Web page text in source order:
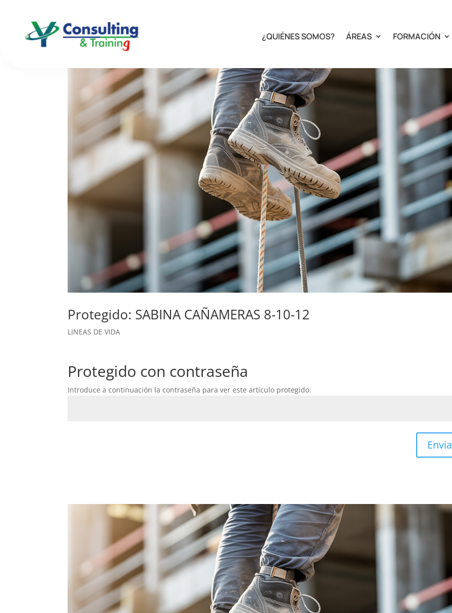
¿QUIÉNES SOMOS? ÁREAS FORMACIÓN
Protegido: SABINA CAÑAMERAS 8-10-12
LINEAS DE VIDA
Protegido con contraseña
Introduce a continuación la contraseña para ver este artículo protegido: